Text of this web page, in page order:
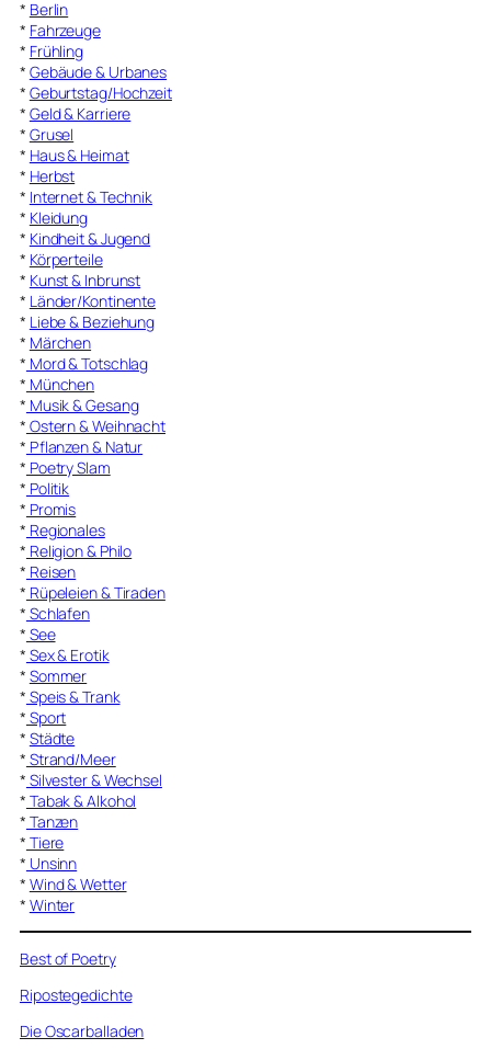
* Berlin
* Fahrzeuge
* Frühling
* Gebäude & Urbanes
* Geburtstag/Hochzeit
* Geld & Karriere
* Grusel
* Haus & Heimat
* Herbst
* Internet & Technik
* Kleidung
* Kindheit & Jugend
* Körperteile
* Kunst & Inbrunst
* Länder/Kontinente
* Liebe & Beziehung
* Märchen
* Mord & Totschlag
* München
* Musik & Gesang
* Ostern & Weihnacht
* Pflanzen & Natur
* Poetry Slam
* Politik
* Promis
* Regionales
* Religion & Philo
* Reisen
* Rüpeleien & Tiraden
* Schlafen
* See
* Sex & Erotik
* Sommer
* Speis & Trank
* Sport
* Städte
* Strand/Meer
* Silvester & Wechsel
* Tabak & Alkohol
* Tanzen
* Tiere
* Unsinn
* Wind & Wetter
* Winter
Best of Poetry
Ripostegedichte
Die Oscarballaden